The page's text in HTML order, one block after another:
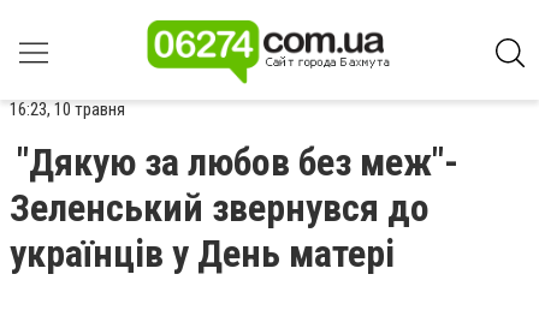
16:23, 10 травня
"Дякую за любов без меж"-
Зеленський звернувся до
українців у День матері